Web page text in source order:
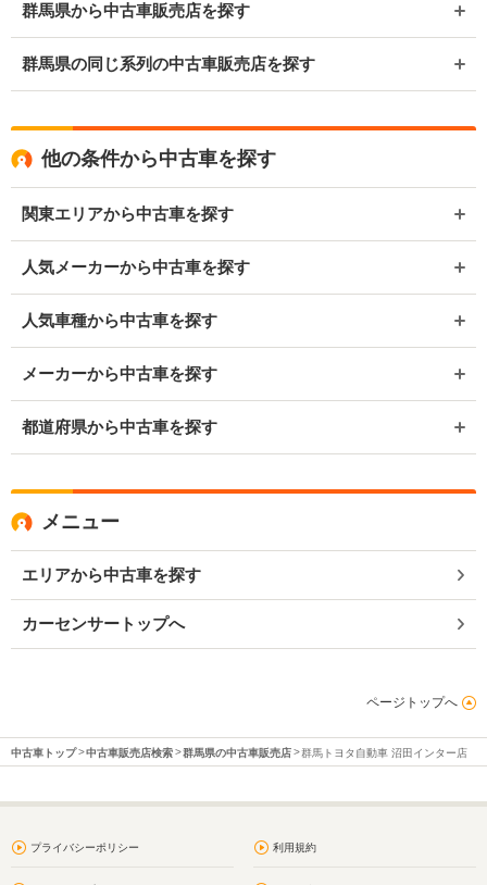
群馬県から中古車販売店を探す
群馬県の同じ系列の中古車販売店を探す
他の条件から中古車を探す
関東エリアから中古車を探す
人気メーカーから中古車を探す
人気車種から中古車を探す
メーカーから中古車を探す
都道府県から中古車を探す
メニュー
エリアから中古車を探す
カーセンサートップへ
ページトップへ
中古車トップ 中古車販売店検索 群馬県の中古車販売店 群馬トヨタ自動車 沼田インター店
プライバシーポリシー 利用規約